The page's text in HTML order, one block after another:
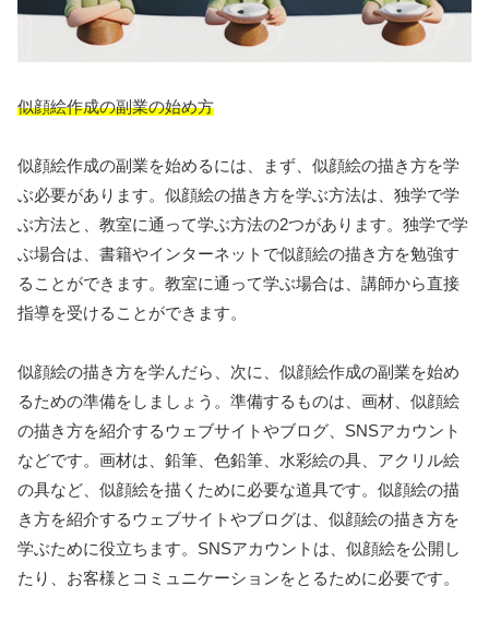
似顔絵作成の副業の始め方
似顔絵作成の副業を始めるには、まず、似顔絵の描き方を学
ぶ必要があります。似顔絵の描き方を学ぶ方法は、独学で学
ぶ方法と、教室に通って学ぶ方法の2つがあります。独学で学
ぶ場合は、書籍やインターネットで似顔絵の描き方を勉強す
ることができます。教室に通って学ぶ場合は、講師から直接
指導を受けることができます。
似顔絵の描き方を学んだら、次に、似顔絵作成の副業を始め
るための準備をしましょう。準備するものは、画材、似顔絵
の描き方を紹介するウェブサイトやブログ、SNSアカウント
などです。画材は、鉛筆、色鉛筆、水彩絵の具、アクリル絵
の具など、似顔絵を描くために必要な道具です。似顔絵の描
き方を紹介するウェブサイトやブログは、似顔絵の描き方を
学ぶために役立ちます。SNSアカウントは、似顔絵を公開し
たり、お客様とコミュニケーションをとるために必要です。